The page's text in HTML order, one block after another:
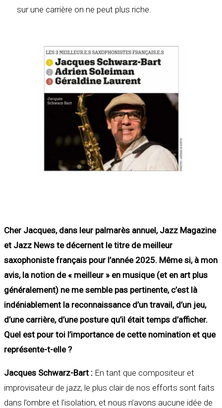
sur une carrière on ne peut plus riche.
Cher Jacques, dans leur palmarès annuel, Jazz Magazine
et Jazz News te décernent le titre de meilleur
saxophoniste français pour l’année 2025. Même si, à mon
avis, la notion de « meilleur » en musique (et en art plus
généralement) ne me semble pas pertinente, c’est là
indéniablement la reconnaissance d’un travail, d’un jeu,
d’une carrière, d’une posture qu’il était temps d’afficher.
Quel est pour toi l’importance de cette nomination et que
représente-t-elle ?
Jacques Schwarz-Bart : En tant que compositeur et
improvisateur de jazz, le plus clair de nos efforts sont faits
dans l’ombre et l’isolation, et nous n’avons aucune idée de